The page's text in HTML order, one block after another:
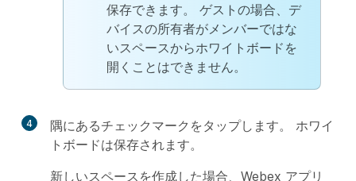
保存できます。 ゲストの場合、デ
バイスの所有者がメンバーではな
いスペースからホワイトボードを
開くことはできません。
4
隅にあるチェックマークをタップします。 ホワイ
トボードは保存されます。
新しいスペースを作成した場合、Webex アプリ